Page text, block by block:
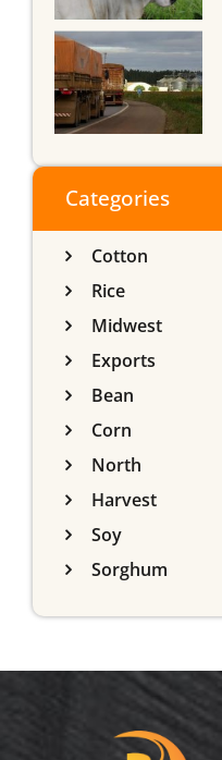
Categories
Cotton
Rice
Midwest
Exports
Bean
Corn
North
Harvest
Soy
Sorghum